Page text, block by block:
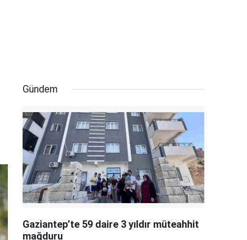
Gündem
Gaziantep’te 59 daire 3 yıldır müteahhit
mağduru